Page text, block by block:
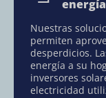
energía
Nuestras
permiten
desperdicios.
energía a su
inversores
electricidad